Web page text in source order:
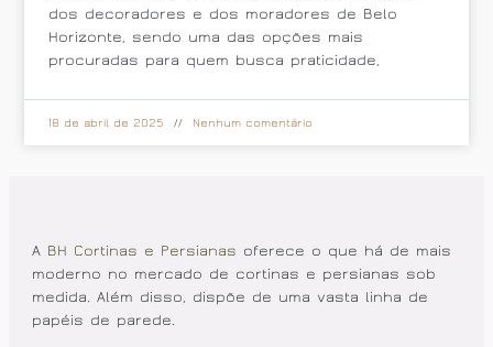
dos decoradores e dos moradores de Belo
Horizonte, sendo uma das opções mais
procuradas para quem busca praticidade,
18 de abril de 2025 Nenhum comentário
A BH Cortinas e Persianas oferece o que há de mais
moderno no mercado de cortinas e persianas sob
medida. Além disso, dispõe de uma vasta linha de
papéis de parede.